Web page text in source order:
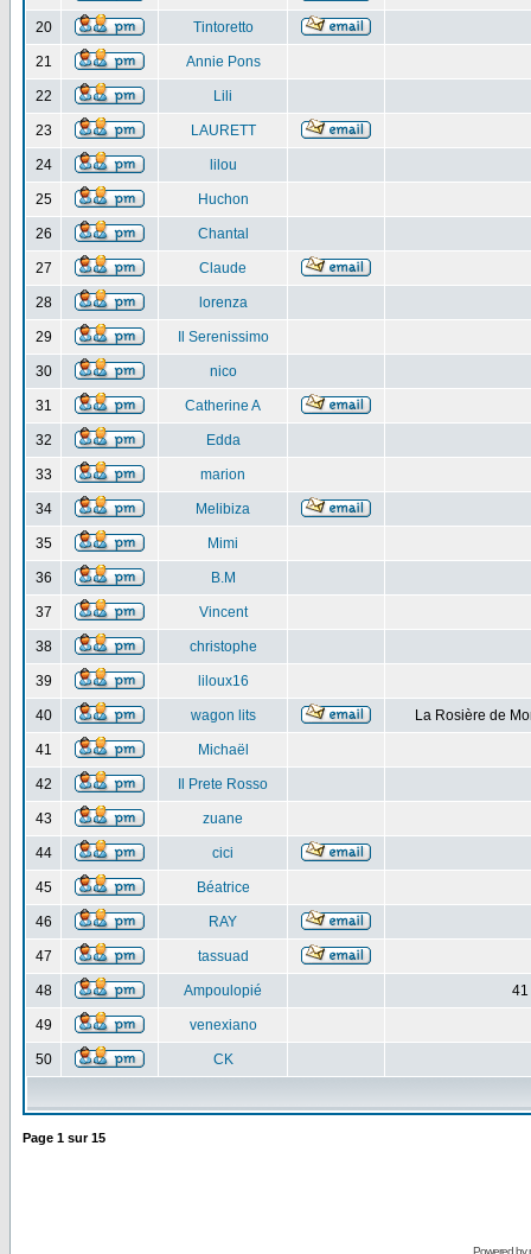
20 Tintoretto
21 Annie Pons
22 Lili
23 LAURETT
24 lilou
25 Huchon
26 Chantal
27 Claude
28 lorenza
29 Il Serenissimo
30 nico
31 Catherine A
32 Edda
33 marion
34 Melibiza
35 Mimi
36 B.M
37 Vincent
38 christophe
39 liloux16
40 wagon lits La Rosière de
41 Michaël
42 Il Prete Rosso
43 zuane
44 cici
45 Béatrice
46 RAY
47 tassuad
48 Ampoulopié 41
49 venexiano
50 CK
Page 1 sur15
Powered by